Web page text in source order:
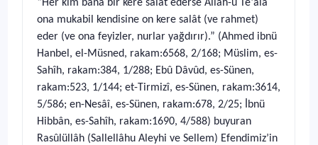
“Her kim bana bir kere salât ederse Allâh-u Te‘âlâ
ona mukabil kendisine on kere salât (ve rahmet)
eder (ve ona feyizler, nurlar yağdırır).” (Ahmed ibnü
Hanbel, el-Müsned, rakam:6568, 2/168; Müslim, es-
Sahîh, rakam:384, 1/288; Ebû Dâvûd, es-Sünen,
rakam:523, 1/144; et-Tirmizî, es-Sünen, rakam:3614,
5/586; en-Nesâî, es-Sünen, rakam:678, 2/25; İbnü
Hibbân, es-Sahîh, rakam:1690, 4/588) buyuran
Rasûlüllâh (Sallellâhu Aleyhi ve Sellem) Efendimiz’in